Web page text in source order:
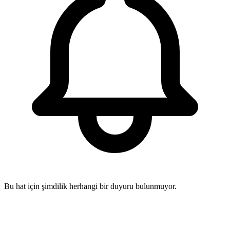
Bu hat için şimdilik herhangi bir duyuru bulunmuyor.